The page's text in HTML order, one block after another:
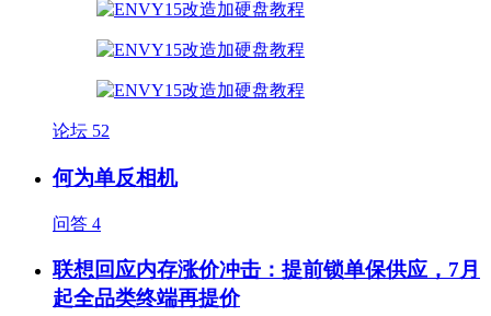
论坛 52
何为单反相机
问答 4
联想回应内存涨价冲击：提前锁单保供应，7月
起全品类终端再提价